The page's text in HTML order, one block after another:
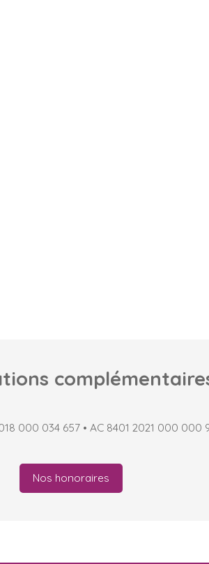
000 034 657 • AC 8401 2021 000 000
Nos honoraires